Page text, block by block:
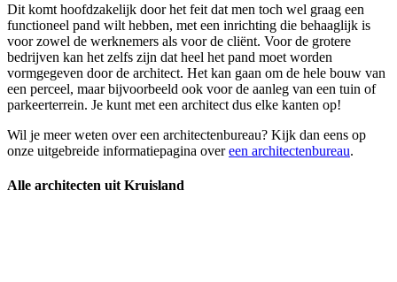
Dit komt hoofdzakelijk door het feit dat men toch wel graag een
functioneel pand wilt hebben, met een inrichting die behaaglijk is
voor zowel de werknemers als voor de cliënt. Voor de grotere
bedrijven kan het zelfs zijn dat heel het pand moet worden
vormgegeven door de architect. Het kan gaan om de hele bouw van
een perceel, maar bijvoorbeeld ook voor de aanleg van een tuin of
parkeerterrein. Je kunt met een architect dus elke kanten op!
Wil je meer weten over een architectenbureau? Kijk dan eens op
onze uitgebreide informatiepagina overeen architectenbureau.
Alle architecten uit Kruisland